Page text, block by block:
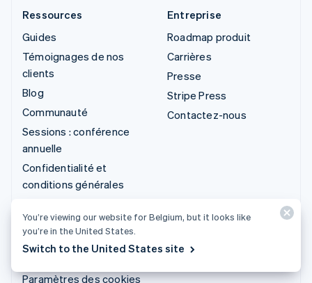
Ressources
Guides
Témoignages de nos
clients
Blog
Communauté
Sessions : conférence
annuelle
Confidentialité et
conditions générales
soumises à conditions
Licences
Paramètres des cookies
Entreprise
Roadmap produit
Carrières
Presse
Stripe Press
Contactez-nous
You’re viewing our website for Belgium, but it looks like
you’re in the United States.
Switch to the United States site